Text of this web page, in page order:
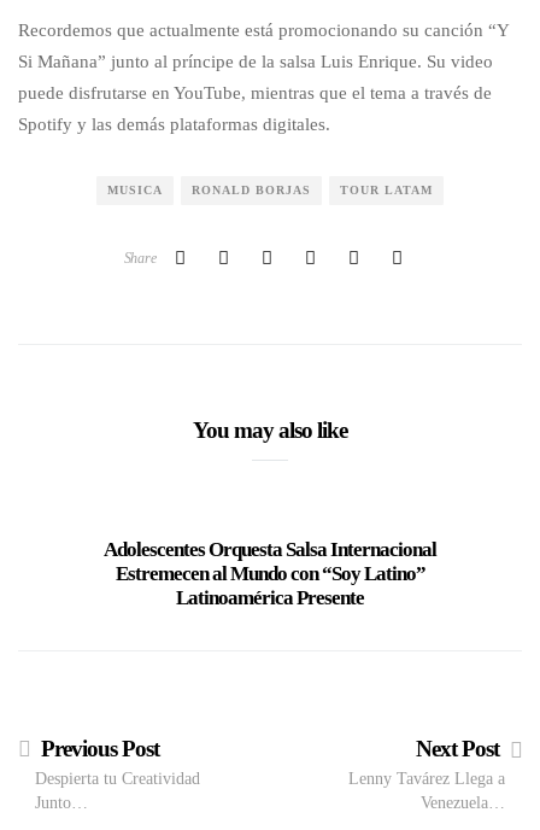
Recordemos que actualmente está promocionando su canción “Y
Si Mañana” junto al príncipe de la salsa Luis Enrique. Su video
puede disfrutarse en YouTube, mientras que el tema a través de
Spotify y las demás plataformas digitales.
MUSICA RONALD BORJAS TOUR LATAM
Share
You may also like
Adolescentes Orquesta Salsa Internacional
Estremecen al Mundo con “Soy Latino”
Latinoamérica Presente
Previous Post
Despierta tu Creatividad
Junto…
Next Post
Lenny Tavárez Llega a
Venezuela…